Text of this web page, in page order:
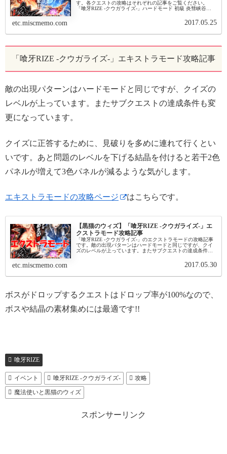
す。各クエストの攻略はそれぞれの記事をご覧ください。
「喰牙RIZE -クウガライズ-」ハードモード 初級 炎彗峡谷
etc.miscmemo.com 2017.05.25
「喰牙RIZE -クウガライズ-」エキストラモード攻略記事
敵の出現パターンはハードモードと同じですが、クイズの
レベルが上っています。またサブクエストの達成条件も変
更になっています。
クイズに正答するために、見破りを多めに連れて行くとい
いです。あと問題のレベルを下げる結晶を付けると若干2色
パネルが増えて3色パネルが減るような気がします。
エキストラモードの攻略ページ はこちらです。
【黒猫のウィズ】「喰牙RIZE -クウガライズ-」エ
クストラモード攻略記事
「喰牙RIZE -クウガライズ-」のエクストラモードの攻略記事
です。敵の出現パターンはハードモードと同じですが、クイ
ズのレベルが上っています。またサブクエストの達成条件も
etc.miscmemo.com 2017.05.30
ボスがドロップするクエストはドロップ率が100%なので、
ボスや結晶の素材集めには最適です!!
喰牙RIZE
イベント 喰牙RIZE -クウガライズ-
攻略
魔法使いと黒猫のウィズ
スポンサーリンク